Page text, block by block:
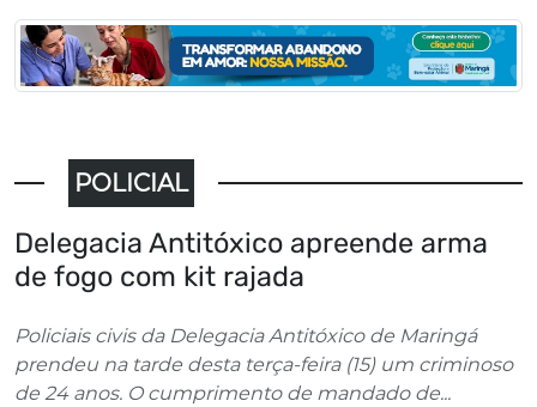
POLICIAL
Delegacia Antitóxico apreende arma
de fogo com kit rajada
Policiais civis da Delegacia Antitóxico de Maringá
prendeu na tarde desta terça-feira (15) um criminoso
de 24 anos. O cumprimento de mandado de...